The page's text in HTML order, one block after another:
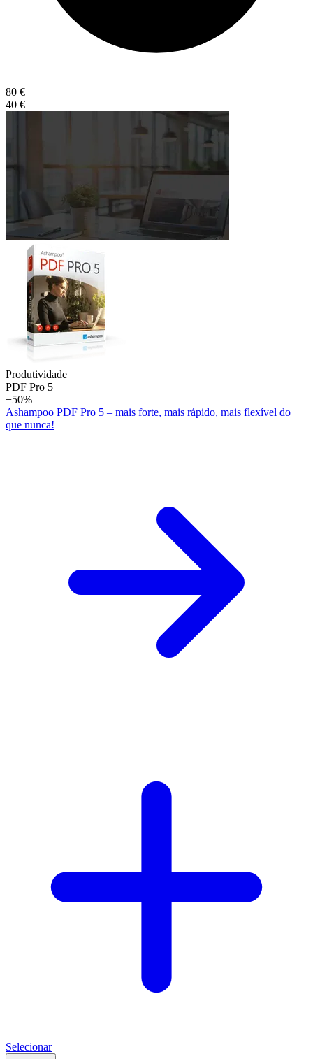
80 €
40 €
Produtividade
PDF Pro 5
−50%
Ashampoo PDF Pro 5 – mais forte, mais rápido, mais flexível do
que nunca!
Selecionar